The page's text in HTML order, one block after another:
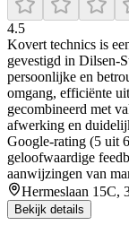
4.5
Kovert technics is
gevestigd in
persoonlijke en
omgang, efficiënte
gecombineerd met
afwerking en
Google‑rating (5 uit
geloofwaardige
aanwijzingen van
Hermeslaan 15C,
Bekijk details